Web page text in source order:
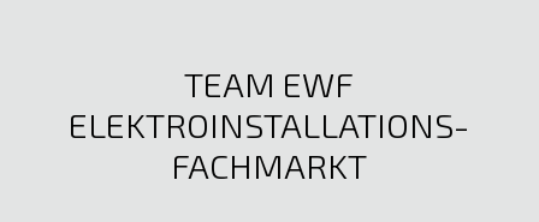
TEAM EWF
ELEKTROINSTALLATIONS-
FACHMARKT